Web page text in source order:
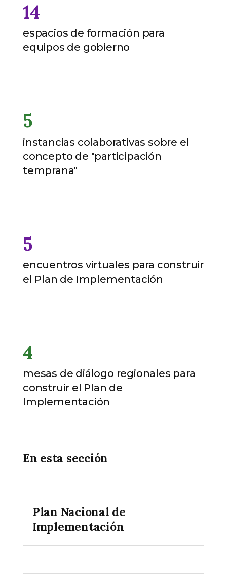
14
espacios de formación para
equipos de gobierno
5
instancias colaborativas sobre el
concepto de "participación
temprana"
5
encuentros virtuales para construir
el Plan de Implementación
4
mesas de diálogo regionales para
construir el Plan de
Implementación
En esta sección
Plan Nacional de
Implementación